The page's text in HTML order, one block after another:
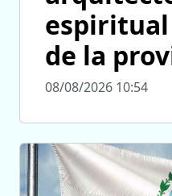
de la
08/08/2026 10:54